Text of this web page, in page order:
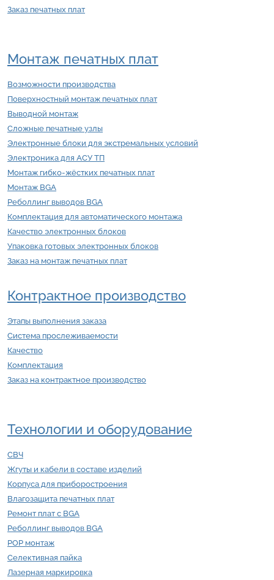
Заказ печатных плат
Монтаж печатных плат
Возможности производства
Поверхностный монтаж печатных плат
Выводной монтаж
Сложные печатные узлы
Электронные блоки для экстремальных условий
Электроника для АСУ ТП
Монтаж гибко-жёстких печатных плат
Монтаж BGA
Реболлинг выводов BGA
Комплектация для автоматического монтажа
Качество электронных блоков
Упаковка готовых электронных блоков
Заказ на монтаж печатных плат
Контрактное производство
Этапы выполнения заказа
Система прослеживаемости
Качество
Комплектация
Заказ на контрактное производство
Технологии и оборудование
СВЧ
Жгуты и кабели в составе изделий
Корпуса для приборостроения
Влагозащита печатных плат
Ремонт плат с BGA
Реболлинг выводов BGA
POP монтаж
Селективная пайка
Лазерная маркировка